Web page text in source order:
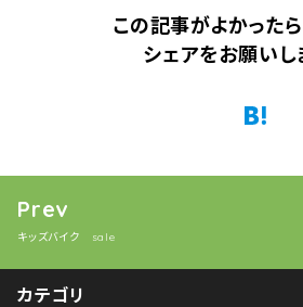
この記事がよかったら
シェアをお願いし
Twitterはて
Prev
キッズバイク sale
カテゴリ